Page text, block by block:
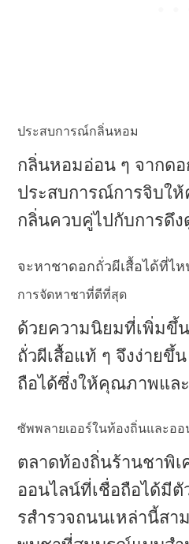
ประสบการณ์กลิ่นหอม
กลิ่นหอมอ่อน ๆ จากด
ประสบการณ์การจิบใ
กลิ่นควบคู่ไปกับการดึง
จะหาชาดอกถั่วผีเสื้อได้ที่ไห
การจัดหาชาที่ดีที่สุด
ด้วยความนิยมที่เพิ่มขึ้
ถั่วผีเสื้อแท้ ๆ จึงง่ายขึ้
ถือได้ซึ่งให้คุณภาพแล
ซัพพลายเออร์ในท้องถิ่นและอ
ตลาดท้องถิ่นร้านชาพิ
ออนไลน์ที่เชื่อถือได้มีตั
รสํารวจถนนเหล่านี้สา